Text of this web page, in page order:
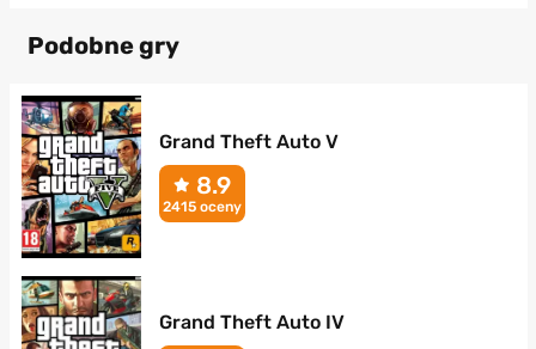
Podobne gry
Grand Theft Auto V
8.9
2415 oceny
Grand Theft Auto IV